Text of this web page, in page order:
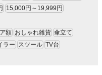
15,000円～19,999円
額 おしゃれ雑貨 傘立て
ラー スツール TV台